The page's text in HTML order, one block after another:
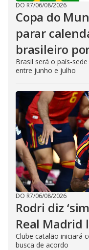
DO R7/06/08/2026
Copa do
parar
brasileiro
Brasil será o país-
entre junho e julho
DO R7/06/08/2026
Rodri diz
Real Madrid
Clube catalão iniciará
busca de acordo